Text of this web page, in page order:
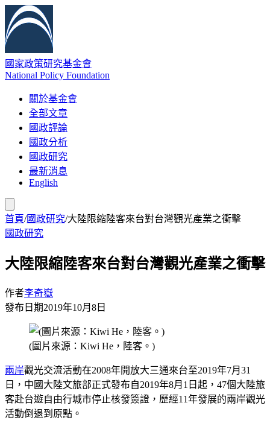
國家政策研究基金會
National Policy Foundation
關於基金會
全部文章
國政評論
國政分析
國政研究
最新消息
English
首頁/國政研究/大陸限縮陸客來台對台灣觀光產業之衝擊
國政研究
大陸限縮陸客來台對台灣觀光產業之衝擊
作者李奇嶽
發布日期2019年10月8日
(圖片來源：Kiwi He，陸客。)
兩岸觀光交流活動在2008年開放大三通來台至2019年7月31
日，中國大陸文旅部正式發布自2019年8月1日起，47個大陸旅
客赴台遊自由行城市停止核發簽證，歷經11年發展的兩岸觀光
活動倒退到原點。